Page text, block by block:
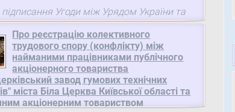
Угоди між Урядом України та
Китайської Народної Республіки про
економічне співробітництво Схвалити
Угоди між Урядом України та Урядом
Народної Республіки про техніко-
співробітництво.
Про реєстрацію колективного
трудового спору (конфлікту) між
найманими працівниками публічного
акціонерного товариства
завод гумових технічних
міста Біла Церква Київської області та
акціонерним товариством